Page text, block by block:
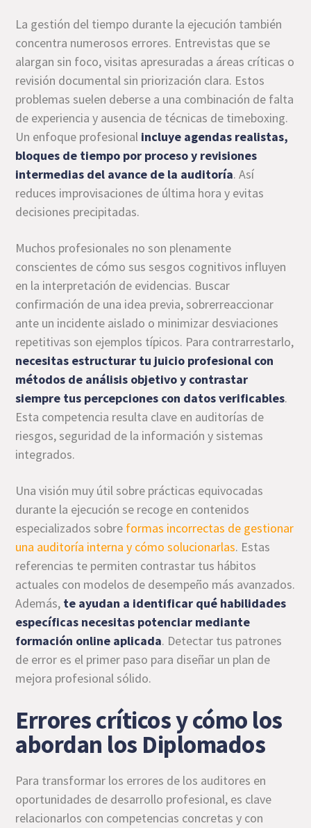
La gestión del tiempo durante la ejecución también
concentra numerosos errores. Entrevistas que se
alargan sin foco, visitas apresuradas a áreas críticas o
revisión documental sin priorización clara. Estos
problemas suelen deberse a una combinación de falta
de experiencia y ausencia de técnicas de timeboxing.
Un enfoque profesional incluye agendas realistas,
bloques de tiempo por proceso y revisiones
intermedias del avance de la auditoría. Así
reduces improvisaciones de última hora y evitas
decisiones precipitadas.
Muchos profesionales no son plenamente
conscientes de cómo sus sesgos cognitivos influyen
en la interpretación de evidencias. Buscar
confirmación de una idea previa, sobrerreaccionar
ante un incidente aislado o minimizar desviaciones
repetitivas son ejemplos típicos. Para contrarrestarlo,
necesitas estructurar tu juicio profesional con
métodos de análisis objetivo y contrastar
siempre tus percepciones con datos verificables.
Esta competencia resulta clave en auditorías de
riesgos, seguridad de la información y sistemas
integrados.
Una visión muy útil sobre prácticas equivocadas
durante la ejecución se recoge en contenidos
especializados sobre formas incorrectas de gestionar
una auditoría interna y cómo solucionarlas. Estas
referencias te permiten contrastar tus hábitos
actuales con modelos de desempeño más avanzados.
Además, te ayudan a identificar qué habilidades
específicas necesitas potenciar mediante
formación online aplicada. Detectar tus patrones
de error es el primer paso para diseñar un plan de
mejora profesional sólido.
Errores críticos y cómo los
abordan los Diplomados
Para transformar los errores de los auditores en
oportunidades de desarrollo profesional, es clave
relacionarlos con competencias concretas y con